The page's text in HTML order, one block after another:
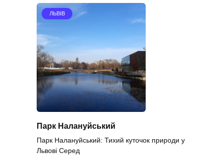
ЛЬВІВ
Парк Налануйський
Парк Налануйський: Тихий куточок природи у
Львові Серед